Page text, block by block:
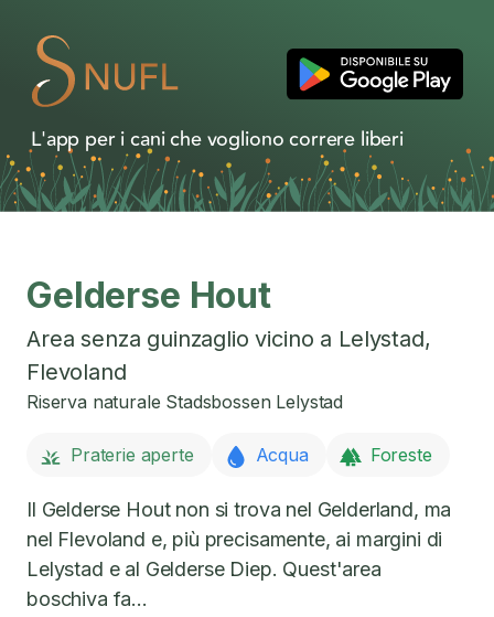
L'app per i cani che vogliono correre liberi
Gelderse Hout
Area senza guinzaglio vicino a Lelystad,
Flevoland
Riserva naturale Stadsbossen Lelystad
Praterie aperte Acqua Foreste
Il Gelderse Hout non si trova nel Gelderland, ma
nel Flevoland e, più precisamente, ai margini di
Lelystad e al Gelderse Diep. Quest'area
boschiva fa...